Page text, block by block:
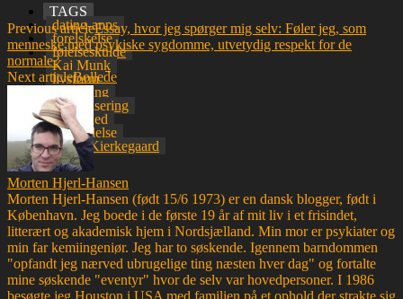
TAGS
dating-apps
forelskelse
følelseskulde
Kaj Munk
livsform
net-dating
radikalisering
robusthed
sindslidelse
Søren Kierkegaard
Previous articleEssay, hvor jeg spørger mig selv: Føler jeg, som
menneske med psykiske sygdomme, utvetydig respekt for de
normale?
Next articleBollede
Morten Hjerl-Hansen
Morten Hjerl-Hansen (født 15/6 1973) er en dansk blogger, født i
København. Jeg boede i de første 19 år af mit liv i et frisindet,
litterært og akademisk hjem i Nordsjælland. Min mor er psykiater og
min far kemiingeniør. Jeg har to søskende. Igennem barndommen
"opfandt jeg nærved ubrugelige ting næsten hver dag" og fortalte
mine søskende "eventyr" hvor de selv var hovedpersoner. I 1986
besøgte jeg Houston i USA med familien på et ophold der strakte sig